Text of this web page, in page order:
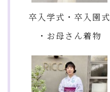
卒入学式・卒入園式
・お母さん着物